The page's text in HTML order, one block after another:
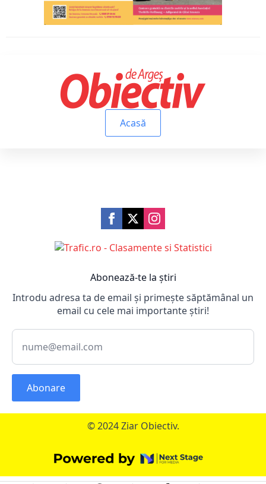
Acasă
Abonează-te la știri
Introdu adresa ta de email și primește săptămânal un
email cu cele mai importante știri!
Abonare
© 2024 Ziar Obiectiv.